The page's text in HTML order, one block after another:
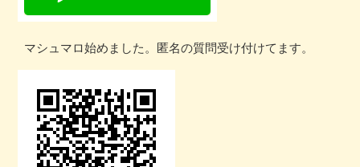
マシュマロ始めました。匿名の質問受け付けてます。